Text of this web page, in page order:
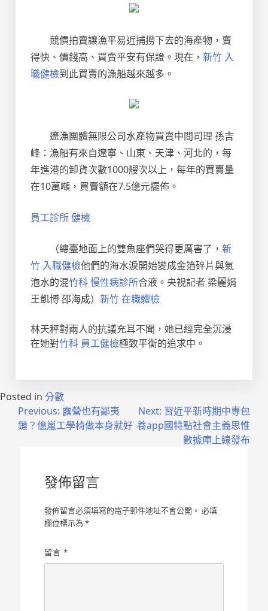
競價拍賣讓漁平易近捕撈下去的海產物，賣
得快、價錢高、買賣平安有保證。現在， 新竹 入
職健檢到此買賣的漁船越來越多。
遼漁團體無限公司水產物買賣中間司理 孫吉
峰：漁船有來自遼寧、山東、天津、河北的，每
年進港的卸貨次數1000艘次以上，每年的買賣量
在10萬噸，買賣額在7.5億元擺佈。
員工診所 健檢
（總臺地面上的雙魚座們哭得更厲害了， 新
竹 入職健檢他們的海水淚開始變成金箔碎片與氣
泡水的混竹科 慢性病診所合液。央視記者 梁麗娟
王凱博 邵海成） 新竹 在職體檢
林天秤對兩人的抗議充耳不聞，她已經完全沉浸
在她對竹科 員工健檢極致平衡的追求中。
Posted in 分數
Previous: 露營也有鄙夷
鏈？億嵐工學椅做本身就好
Next: 習近平新時期中專包
養app國特點社會主義思惟
數據庫上線發布
發佈留言
發佈留言必須填寫的電子郵件地址不會公開。 必填
欄位標示為*
留言*